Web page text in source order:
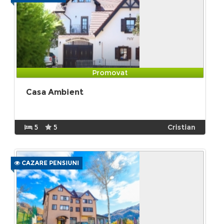
Promovat
Casa Ambient
5 5 Cristian
CAZARE PENSIUNI